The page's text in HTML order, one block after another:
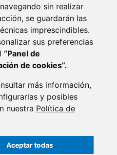
sin realizar
se guardarán las
imprescindibles.
sus preferencias
“Panel de
de cookies”.
más información,
y posibles
nuestra Política de
Aceptar todas
ENLACE EXTERNO AL